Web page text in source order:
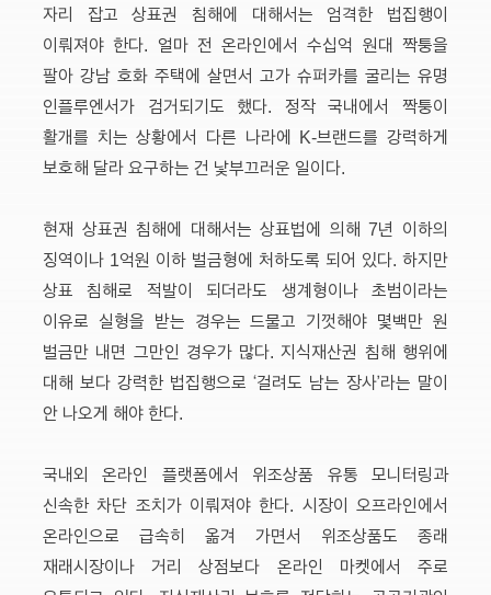
자리 잡고 상표권 침해에 대해서는 엄격한 법집행이
이뤄져야 한다. 얼마 전 온라인에서 수십억 원대 짝퉁을
팔아 강남 호화 주택에 살면서 고가 슈퍼카를 굴리는 유명
인플루엔서가 검거되기도 했다. 정작 국내에서 짝퉁이
활개를 치는 상황에서 다른 나라에 K-브랜드를 강력하게
보호해 달라 요구하는 건 낯부끄러운 일이다.
현재 상표권 침해에 대해서는 상표법에 의해 7년 이하의
징역이나 1억원 이하 벌금형에 처하도록 되어 있다. 하지만
상표 침해로 적발이 되더라도 생계형이나 초범이라는
이유로 실형을 받는 경우는 드물고 기껏해야 몇백만 원
벌금만 내면 그만인 경우가 많다. 지식재산권 침해 행위에
대해 보다 강력한 법집행으로 ‘걸려도 남는 장사’라는 말이
안 나오게 해야 한다.
국내외 온라인 플랫폼에서 위조상품 유통 모니터링과
신속한 차단 조치가 이뤄져야 한다. 시장이 오프라인에서
온라인으로 급속히 옮겨 가면서 위조상품도 종래
재래시장이나 거리 상점보다 온라인 마켓에서 주로